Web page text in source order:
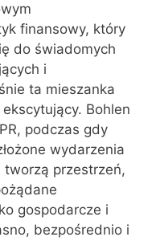
finansowy, który
do świadomych
i
ta mieszanka
Bohlen
podczas gdy
wydarzenia
tworzą przestrzeń,
gospodarcze i
bezpośrednio i